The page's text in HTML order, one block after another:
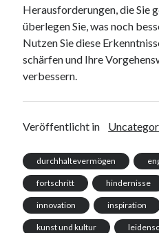
Herausforderungen, die Sie
überlegen Sie, was noch
Nutzen Sie diese
schärfen und Ihre
verbessern.
Veröffentlicht in
durchhaltevermögen
fortschritt hindernisse
innovation inspiration
kunst und kultur